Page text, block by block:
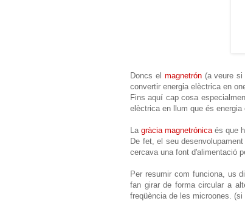
Doncs el magnetrón(a veure si
convertir energia elèctrica en
Fins aquí cap cosa
elèctrica en llum que és energia
La gràcia magnetrónica és que
De fet, el seu
cercava una font d'alimentació
Per resumir com funciona, us
fan girar de forma circular a
freqüència de les microones.